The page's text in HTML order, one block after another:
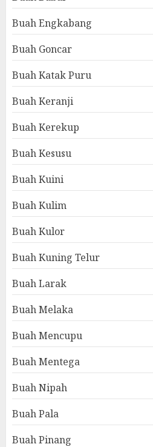
Buah Engkabang
Buah Goncar
Buah Katak Puru
Buah Keranji
Buah Kerekup
Buah Kesusu
Buah Kuini
Buah Kulim
Buah Kulor
Buah Kuning Telur
Buah Larak
Buah Melaka
Buah Mencupu
Buah Mentega
Buah Nipah
Buah Pala
Buah Pinang